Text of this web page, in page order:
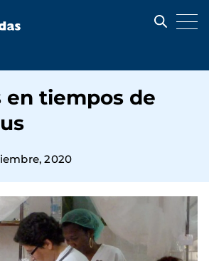
en tiempos de
2020